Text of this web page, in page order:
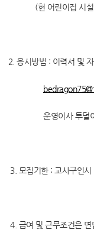
(현 어린이집 시
2. 응시방법 : 이력서 및
운영이사 투덜이.
3. 모집기한 : 교사구인시
4. 급여 및 근무조건은 면